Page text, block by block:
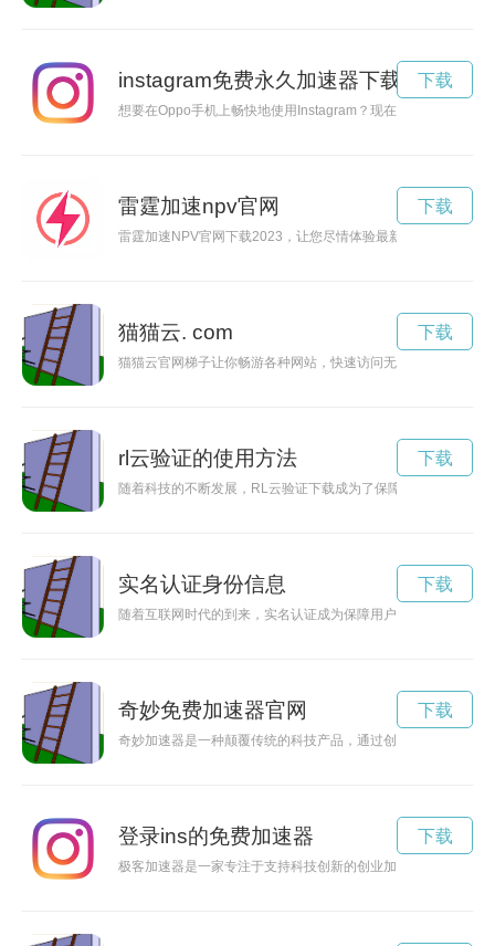
instagram免费永久加速器下载
想要在Oppo手机上畅快地使用Instagram？现在有免费永久加
下载
雷霆加速npv官网
雷霆加速NPV官网下载2023，让您尽情体验最新最快的网络加
下载
猫猫云. com
猫猫云官网梯子让你畅游各种网站，快速访问无阻。
下载
rl云验证的使用方法
随着科技的不断发展，RL云验证下载成为了保障信息安全和提
下载
实名认证身份信息
随着互联网时代的到来，实名认证成为保障用户信息安全的重
下载
奇妙免费加速器官网
奇妙加速器是一种颠覆传统的科技产品，通过创新的技术和设
下载
登录ins的免费加速器
极客加速器是一家专注于支持科技创新的创业加速器，为初创
下载